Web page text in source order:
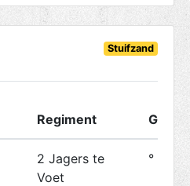
Stuifzand
Regiment
2 Jagers te
Voet
°